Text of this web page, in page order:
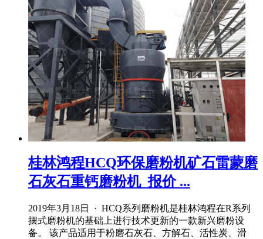
桂林鸿程HCQ环保磨粉机矿石雷蒙磨
石灰石重钙磨粉机_报价 ...
2019年3月18日 · HCQ系列磨粉机是桂林鸿程在R系列
摆式磨粉机的基础上进行技术更新的一款新兴磨粉设
备。 该产品适用于粉磨石灰石、方解石、活性炭、滑